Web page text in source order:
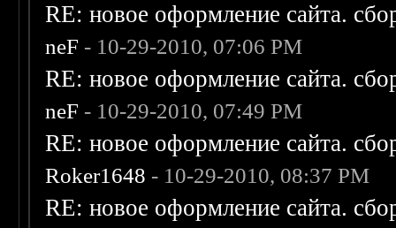
RE: новое оформление сайта.
neF - 10-29-2010, 07:06 PM
RE: новое оформление сайта.
neF - 10-29-2010, 07:49 PM
RE: новое оформление сайта.
Roker1648 - 10-29-2010, 08:37 PM
RE: новое оформление сайта.